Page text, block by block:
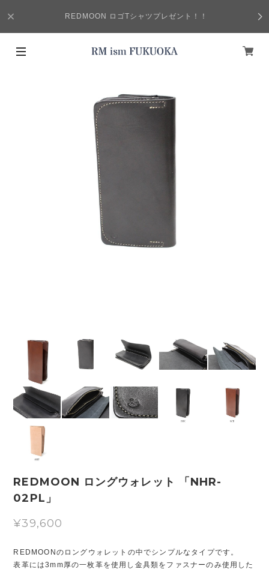
REDMOON ロゴTシャツプレゼント！！
REDMOON ロングウォレット 「NHR-
02PL」
¥39,600
REDMOONのロングウォレットの中でシンプルなタイプです。
表革には3mm厚の一枚革を使用し金具類をファスナーのみ使用した